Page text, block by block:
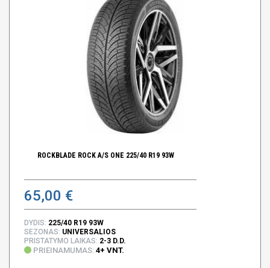
ROCKBLADE ROCK A/S ONE 225/40 R19 93W
65,00 €
DYDIS: 225/40 R19 93W
SEZONAS: UNIVERSALIOS
PRISTATYMO LAIKAS: 2-3 D.D.
PRIEINAMUMAS: 4+ VNT.